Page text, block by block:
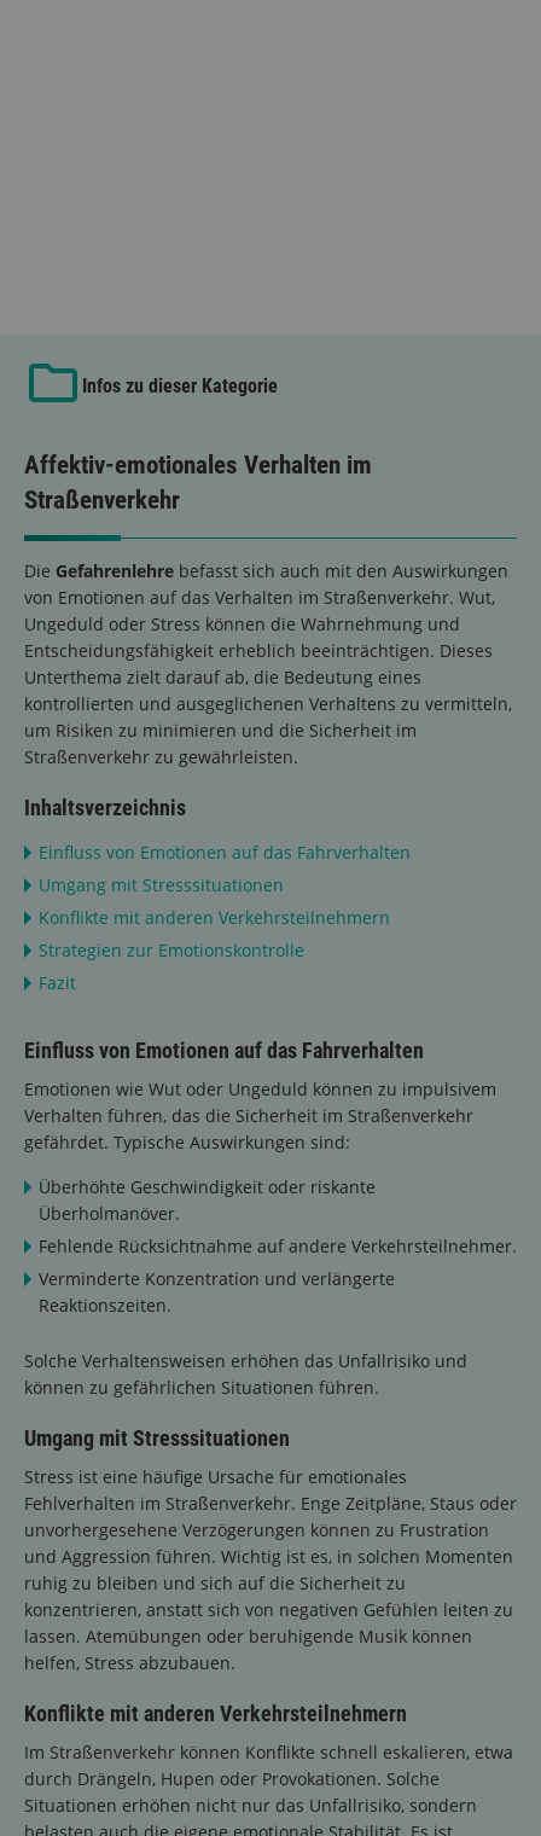
Infos zu dieser Kategorie
Affektiv-emotionales Verhalten im
Straßenverkehr
Die Gefahrenlehre befasst sich auch mit den Auswirkungen
von Emotionen auf das Verhalten im Straßenverkehr. Wut,
Ungeduld oder Stress können die Wahrnehmung und
Entscheidungsfähigkeit erheblich beeinträchtigen. Dieses
Unterthema zielt darauf ab, die Bedeutung eines
kontrollierten und ausgeglichenen Verhaltens zu vermitteln,
um Risiken zu minimieren und die Sicherheit im
Straßenverkehr zu gewährleisten.
Inhaltsverzeichnis
Einfluss von Emotionen auf das Fahrverhalten
Umgang mit Stresssituationen
Konflikte mit anderen Verkehrsteilnehmern
Strategien zur Emotionskontrolle
Fazit
Einfluss von Emotionen auf das Fahrverhalten
Emotionen wie Wut oder Ungeduld können zu impulsivem
Verhalten führen, das die Sicherheit im Straßenverkehr
gefährdet. Typische Auswirkungen sind:
Überhöhte Geschwindigkeit oder riskante
Überholmanöver.
Fehlende Rücksichtnahme auf andere Verkehrsteilnehmer.
Verminderte Konzentration und verlängerte
Reaktionszeiten.
Solche Verhaltensweisen erhöhen das Unfallrisiko und
können zu gefährlichen Situationen führen.
Umgang mit Stresssituationen
Stress ist eine häufige Ursache für emotionales
Fehlverhalten im Straßenverkehr. Enge Zeitpläne, Staus oder
unvorhergesehene Verzögerungen können zu Frustration
und Aggression führen. Wichtig ist es, in solchen Momenten
ruhig zu bleiben und sich auf die Sicherheit zu
konzentrieren, anstatt sich von negativen Gefühlen leiten zu
lassen. Atemübungen oder beruhigende Musik können
helfen, Stress abzubauen.
Konflikte mit anderen Verkehrsteilnehmern
Im Straßenverkehr können Konflikte schnell eskalieren, etwa
durch Drängeln, Hupen oder Provokationen. Solche
Situationen erhöhen nicht nur das Unfallrisiko, sondern
belasten auch die eigene emotionale Stabilität. Es ist